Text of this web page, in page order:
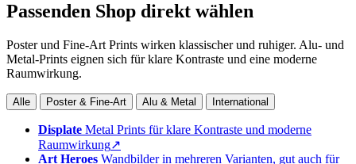
Passenden Shop direkt wählen
Poster und Fine-Art Prints wirken klassischer und ruhiger. Alu- und
Metal-Prints eignen sich für klare Kontraste und eine moderne
Raumwirkung.
Alle Poster & Fine-Art Alu & Metal International
Displate Metal Prints für klare Kontraste und moderne
Raumwirkung↗
Art Heroes Wandbilder in mehreren Varianten, gut auch für